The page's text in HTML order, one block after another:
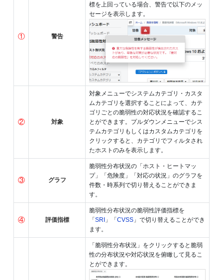
① 警告
標を上回っている場合、警告で以下のメッ
セージを表示します。
② 対象
対象メニューでシステムカテゴリ・カスタ
ムカテゴリを選択することによって、カテ
ゴリごとの脆弱性の対応状況を確認するこ
とができます。プルダウンメニューでシス
テムカテゴリもしくはカスタムカテゴリを
クリックすると、カテゴリでフィルタされ
たホストのみを表示します。
③ グラフ
脆弱性分布状況の「ホスト・ヒートマッ
プ」「危険度」「対応の状況」のグラフを
件数・時系列で切り替えることができま
す。
④ 評価指標
脆弱性分布状況の脆弱性評価指標を
「SRI 」「CVSS 」で切り替えることができ
ます。
「脆弱性分布状況」をクリックすると脆弱
性の分布状況や対応状況を俯瞰して見るこ
とができます。